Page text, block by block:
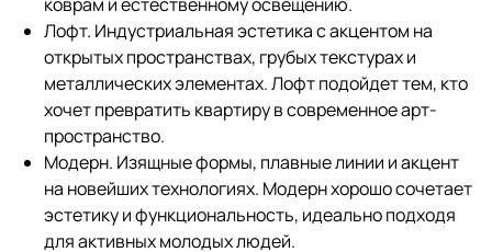
Лофт. Индустриальная эстетика с акцентом на
открытых пространствах, грубых текстурах и
металлических элементах. Лофт подойдет тем, кто
хочет превратить квартиру в современное арт-
пространство.
Модерн. Изящные формы, плавные линии и акцент
на новейших технологиях. Модерн хорошо сочетает
эстетику и функциональность, идеально подходя
для активных молодых людей.